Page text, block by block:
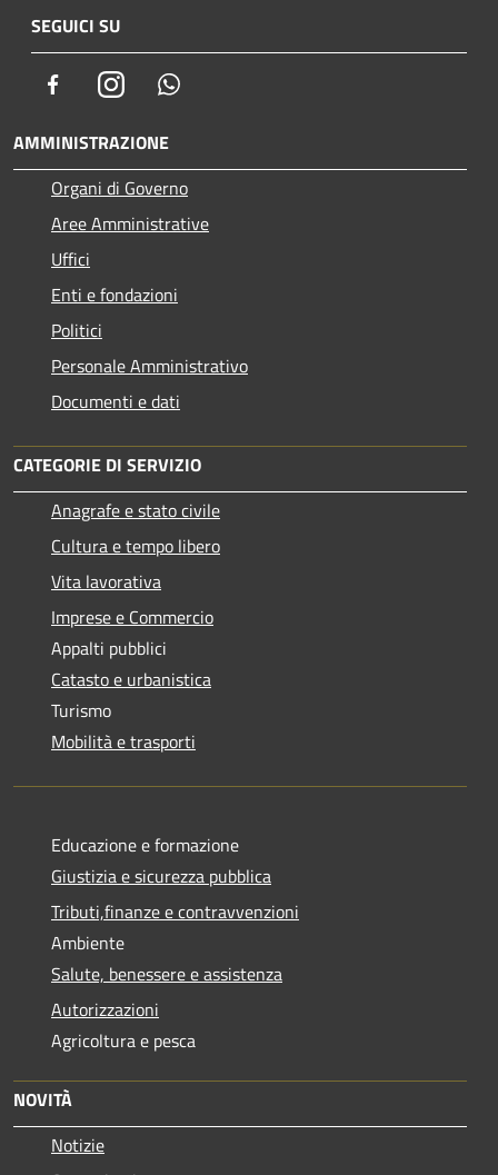
SEGUICI SU
FacebookInstagram
AMMINISTRAZIONE
Organi di Governo
Aree Amministrative
Uffici
Enti e fondazioni
Politici
Personale Amministrativo
Documenti e dati
CATEGORIE DI SERVIZIO
Anagrafe e stato civile
Cultura e tempo libero
Vita lavorativa
Imprese e Commercio
Appalti pubblici
Catasto e urbanistica
Turismo
Mobilità e trasporti
Educazione e formazione
Giustizia e sicurezza pubblica
Tributi,finanze e contravvenzioni
Ambiente
Salute, benessere e assistenza
Autorizzazioni
Agricoltura e pesca
NOVITÀ
Notizie